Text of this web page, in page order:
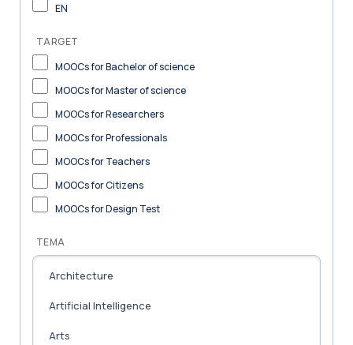
EN
TARGET
MOOCs for Bachelor of science
MOOCs for Master of science
MOOCs for Researchers
MOOCs for Professionals
MOOCs for Teachers
MOOCs for Citizens
MOOCs for Design Test
TEMA